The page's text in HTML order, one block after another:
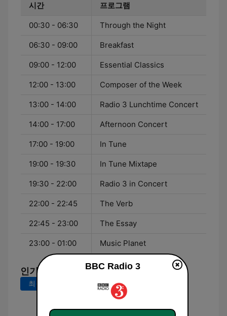
시간 프로그램
00:30 - 06:30 Through the Night
06:30 - 09:00 Breakfast
09:00 - 12:00 Essential Classics
12:00 - 13:00 Composer of the Week
13:00 - 14:00 Radio 3 Lunchtime Concert
14:00 - 17:00 Afternoon Concert
17:00 - 19:00 In Tune
19:00 - 19:30 In Tune Mixtape
19:30 - 22:00 Radio 3 in Concert
22:00 - 22:45 The Verb
22:45 - 23:00 The Essay
23:00 - 01:00 Music Planet
인기 곡
최근 7일 최근 30일
Oberon: Finale - "Haste, Gallant
BBC Radio 3